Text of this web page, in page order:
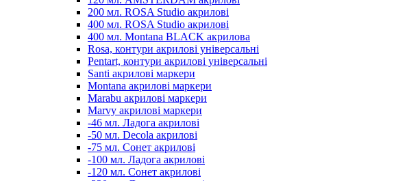
200 мл. ROSA Studio акрилові
400 мл. ROSA Studio акрилові
400 мл. Montana BLACK акрилова
Rosa, контури акрилові універсальні
Pentart, контури акрилові універсальні
Santi акрилові маркери
Montana акрилові маркери
Marabu акрилові маркери
Marvy акрилові маркери
-46 мл. Ладога акрилові
-50 мл. Decola акрилові
-75 мл. Сонет акрилові
-100 мл. Ладога акрилові
-120 мл. Сонет акрилові